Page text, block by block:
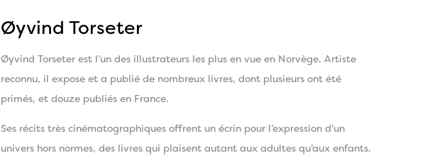
Øyvind Torseter
Øyvind Torseter est l’un des illustrateurs les plus en vue en Norvège. Artiste
reconnu, il expose et a publié de nombreux livres, dont plusieurs ont été
primés, et douze publiés en France.
Ses récits très cinématographiques offrent un écrin pour l’expression d’un
univers hors normes, des livres qui plaisent autant aux adultes qu’aux enfants.